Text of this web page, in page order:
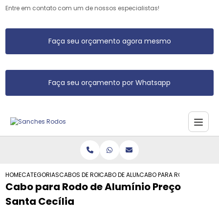
Entre em contato com um de nossos especialistas!
Faça seu orçamento agora mesmo
Faça seu orçamento por Whatsapp
HOMECATEGORIASCABOS DE RODO DE ALUMINIO
CABO DE ALUMINIO DE RODO
CABO PARA RODO DE
Cabo para Rodo de Alumínio Preço
Santa Cecília